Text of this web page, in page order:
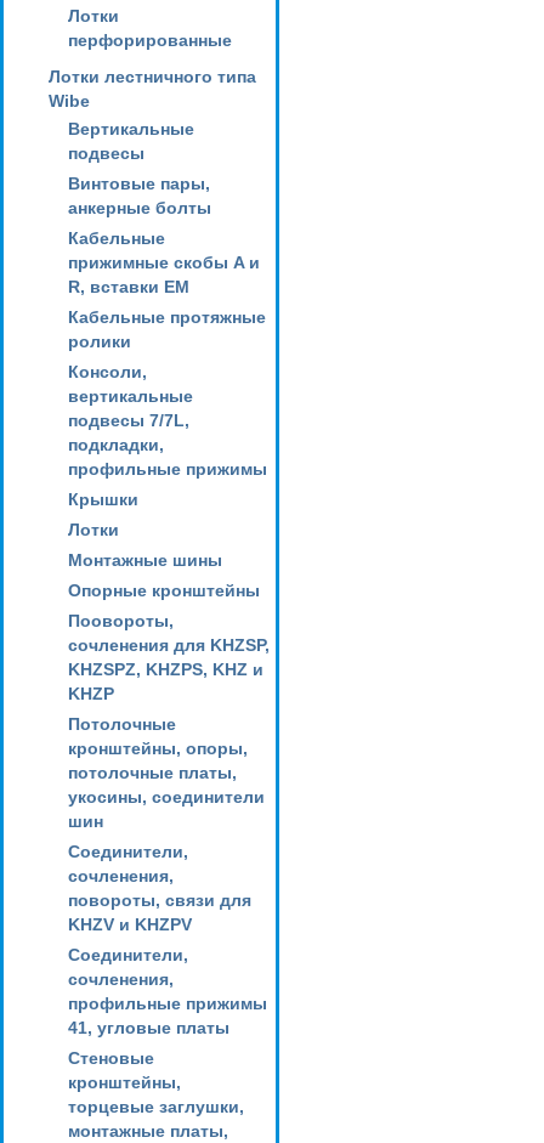
Лотки
перфорированные
Лотки лестничного типа
Wibe
Вертикальные
подвесы
Винтовые пары,
анкерные болты
Кабельные
прижимные скобы A и
R, вставки EM
Кабельные протяжные
ролики
Консоли,
вертикальные
подвесы 7/7L,
подкладки,
профильные прижимы
Крышки
Лотки
Монтажные шины
Опорные кронштейны
Поовороты,
сочленения для KHZSP,
KHZSPZ, KHZPS, KHZ и
KHZP
Потолочные
кронштейны, опоры,
потолочные платы,
укосины, соединители
шин
Соединители,
сочленения,
повороты, связи для
KHZV и KHZPV
Соединители,
сочленения,
профильные прижимы
41, угловые платы
Стеновые
кронштейны,
торцевые заглушки,
монтажные платы,